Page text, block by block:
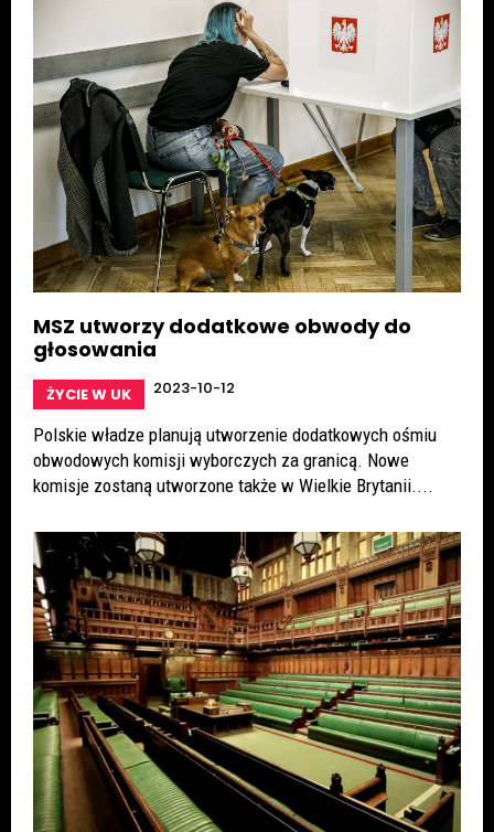
MSZ utworzy dodatkowe obwody do
głosowania
ŻYCIE W UK 2023-10-12
Polskie władze planują utworzenie dodatkowych ośmiu
obwodowych komisji wyborczych za granicą. Nowe
komisje zostaną utworzone także w Wielkie Brytanii....